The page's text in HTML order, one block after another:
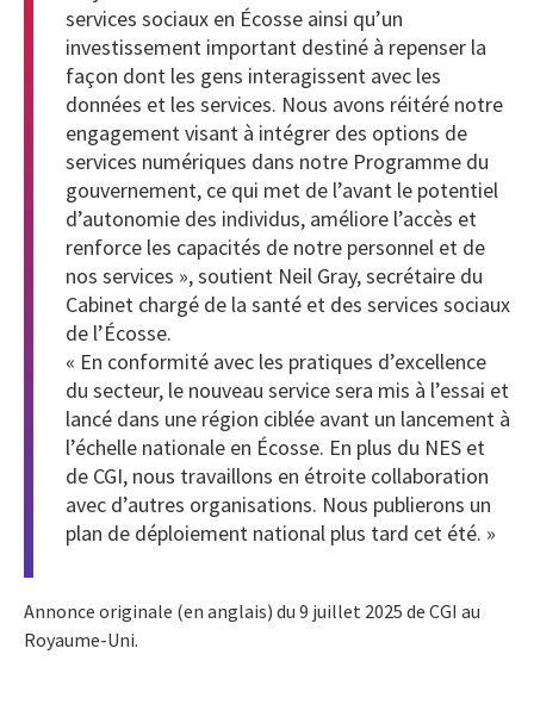
services sociaux en Écosse ainsi qu’un
investissement important destiné à repenser la
façon dont les gens interagissent avec les
données et les services. Nous avons réitéré notre
engagement visant à intégrer des options de
services numériques dans notre Programme du
gouvernement, ce qui met de l’avant le potentiel
d’autonomie des individus, améliore l’accès et
renforce les capacités de notre personnel et de
nos services », soutient Neil Gray, secrétaire du
Cabinet chargé de la santé et des services sociaux
de l’Écosse.
« En conformité avec les pratiques d’excellence
du secteur, le nouveau service sera mis à l’essai et
lancé dans une région ciblée avant un lancement à
l’échelle nationale en Écosse. En plus du NES et
de CGI, nous travaillons en étroite collaboration
avec d’autres organisations. Nous publierons un
plan de déploiement national plus tard cet été. »
Annonce originale (en anglais) du 9 juillet 2025 de CGI au
Royaume-Uni.